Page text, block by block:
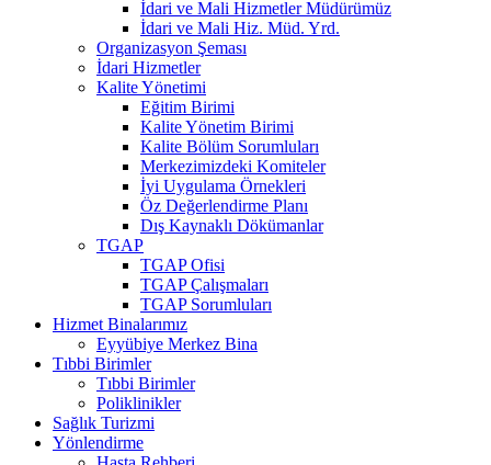
İdari ve Mali Hizmetler Müdürümüz
İdari ve Mali Hiz. Müd. Yrd.
Organizasyon Şeması
İdari Hizmetler
Kalite Yönetimi
Eğitim Birimi
Kalite Yönetim Birimi
Kalite Bölüm Sorumluları
Merkezimizdeki Komiteler
İyi Uygulama Örnekleri
Öz Değerlendirme Planı
Dış Kaynaklı Dökümanlar
TGAP
TGAP Ofisi
TGAP Çalışmaları
TGAP Sorumluları
Hizmet Binalarımız
Eyyübiye Merkez Bina
Tıbbi Birimler
Tıbbi Birimler
Poliklinikler
Sağlık Turizmi
Yönlendirme